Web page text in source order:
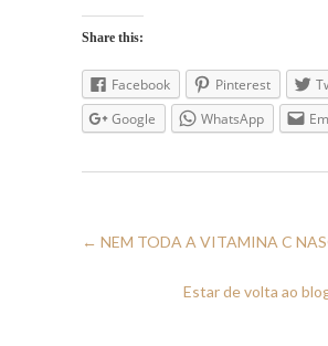
Share this:
Facebook Pinterest
Google
WhatsApp
← NEM TODA A VITAMINA C
Estar de volta ao